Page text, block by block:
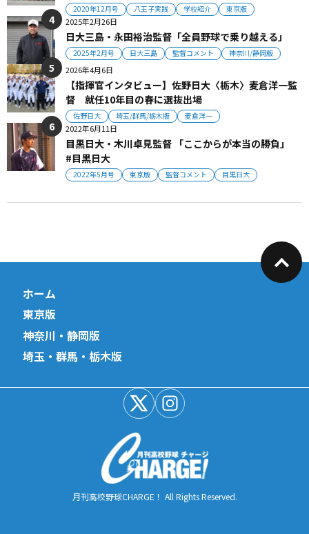
2020年12月号 八王子実践 学校紹介 東京版
2025年2月26日
日大三島・永田裕治監督「全員野球で乗り越える」
2025年2月号 日大三島 監督コメント 神奈川/静岡版
2026年4月6日
【指揮官インタビュー】佐野日大〈栃木〉麦倉洋一監
督 就任10年目の春に選抜出場
佐野日大 埼玉/群馬/栃木版 麦倉洋一
2022年6月11日
目黒日大・木川卓見監督 「ここからが本当の勝負」
#目黒日大
2022年5月号 東京版 監督コメント 目黒日大
ホーム
東京版
神奈川・静岡版
埼玉・群馬・栃木版
月刊高校野球CHARGE！ All Rights Reserved.